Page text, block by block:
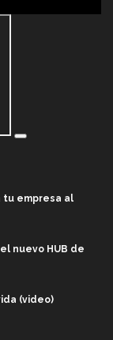
tu empresa al
nuevo HUB de
(video)